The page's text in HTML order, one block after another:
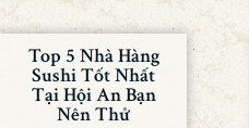
Top 5 Nhà Hàng
Sushi Tốt Nhất
Tại Hội An Bạn
Nên Thử